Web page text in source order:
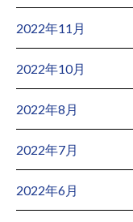
2022年11月
2022年10月
2022年8月
2022年7月
2022年6月